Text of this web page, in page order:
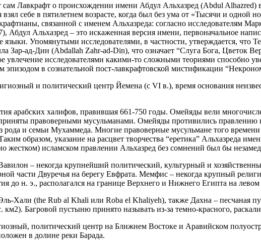
Лавкрафт о происхождении имени Абдул Альхазред (Abdul
себе в пятилетнем возрасте, когда был без ума от «Тысячи и
связанной с именем Альхазреда: согласно исследователям
Абдул Альхазред – это искаженная версия имени, первоначальное
Упомянутыми исследователями, в частности, утверждается, что
Зар-ад-Дин (Abdallah Zahr-ad-Din), что означает “Слуга Бога, Цветок
увлечение исследователями какими-то сложными теориями способно
эпизодом в сознательной пост-лавкрафтовской мистификации
и политический центр Йемена (с VI в.), время основания
арабских халифов, правившая 661-750 годы. Омейяды вели
правоверными мусульманами. Омейяды противились
рода и семьи Мухаммеда. Многие правоверные мусульмане того
образом, указание на расцвет творчества “еретика” Альхазреда
жестком) исламском правлении Альхазред без сомнений был бы
– некогда крупнейший политический, культурный и
части Двуречья на берегу Евфрата. Мемфис – некогда крупный
до н. э., располагался на границе Верхнего и Нижнего Египта на
(the Rub al Khali или Roba el Khaliyeh), также Дахна – песчаная
Багровой пустыню принято называть из-за темно-красного,
политический центр на Ближнем Востоке и Аравийском
в долине реки Барада.